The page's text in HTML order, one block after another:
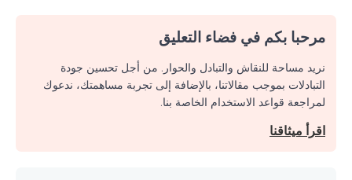
مرحبا بكم في فضاء التعليق
نريد مساحة للنقاش والتبادل والحوار. من أجل تحسين جودة
التبادلات بموجب مقالاتنا، بالإضافة إلى تجربة مساهمتك، ندعوك
لمراجعة قواعد الاستخدام الخاصة بنا.
اقرأ ميثاقنا